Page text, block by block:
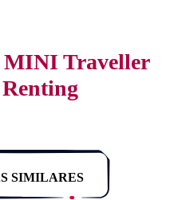
MINI Traveller
SIMILARES